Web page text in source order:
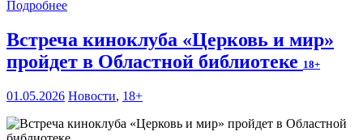
Подробнее
Встреча киноклуба «Церковь и мир»
пройдет в Областной библиотеке 18+
01.05.2026 Новости, 18+